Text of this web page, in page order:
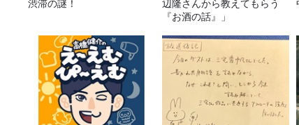
渋滞の謎！
辺隆さんから教えてもらう
『お酒の話』」